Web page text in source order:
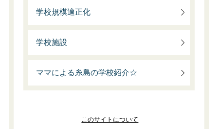
学校規模適正化
学校施設
ママによる糸島の学校紹介☆
このサイトについて